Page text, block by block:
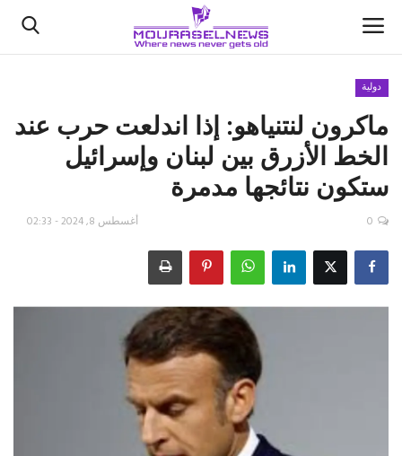
الأخبار
كتّابنا
السعودية
اقتصاد
علوم وتكنولوجيا
دولية
ماكرون لنتنياهو: إذا اندلعت حرب عند
الخط الأزرق بين لبنان وإسرائيل
ستكون نتائجها مدمرة
أغسطس 8, 2024 - 02:33 0